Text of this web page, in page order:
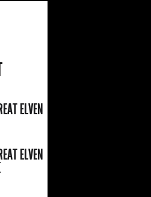
ELVEN
ELVEN